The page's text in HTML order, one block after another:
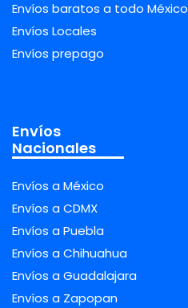
Envíos baratos a todo México
Envíos Locales
Envíos prepago
Envíos
Nacionales
Envíos a México
Envíos a CDMX
Envíos a Puebla
Envíos a Chihuahua
Envíos a Guadalajara
Envíos a Zapopan